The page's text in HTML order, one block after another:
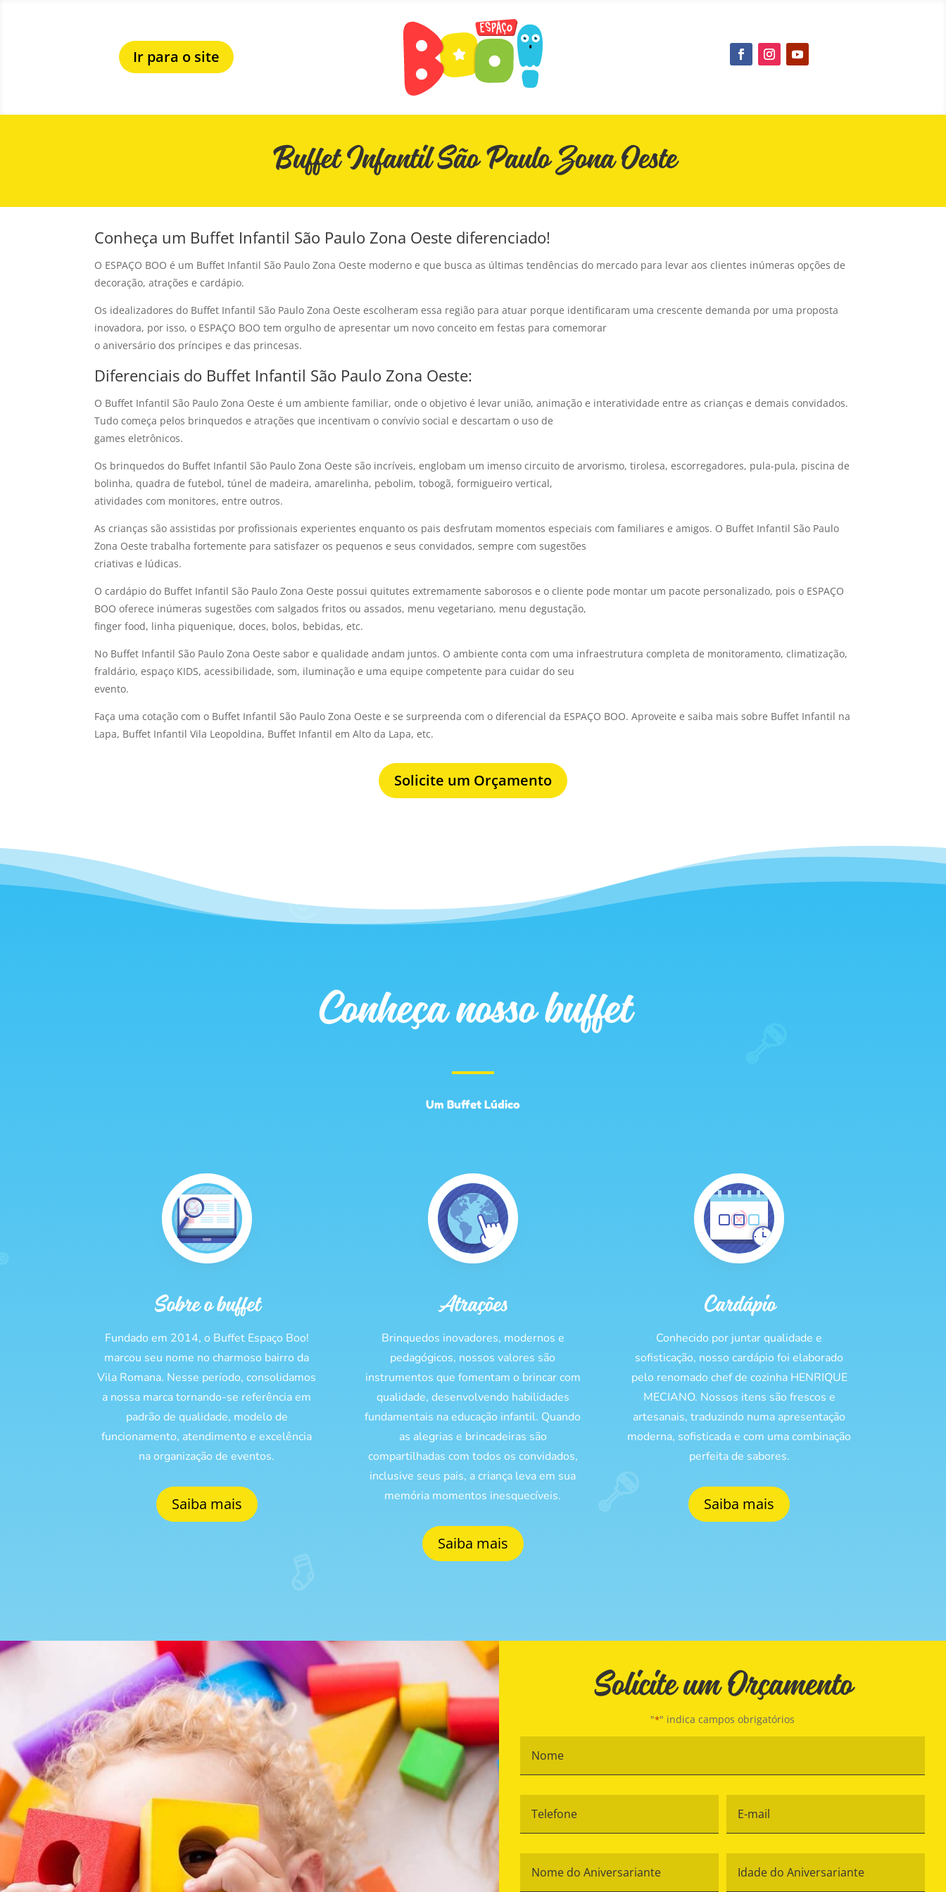
Ir para o site
Buffet Infantil São Paulo Zona Oeste
Conheça um Buffet Infantil São Paulo Zona Oeste diferenciado!
O ESPAÇO BOO é um Buffet Infantil São Paulo Zona Oeste moderno e que busca as últimas tendências do mercado para levar aos clientes inúmeras opções de
decoração, atrações e cardápio.
Os idealizadores do Buffet Infantil São Paulo Zona Oeste escolheram essa região para atuar porque identificaram uma crescente demanda por uma proposta
inovadora, por isso, o ESPAÇO BOO tem orgulho de apresentar um novo conceito em festas para comemorar
o aniversário dos príncipes e das princesas.
Diferenciais do Buffet Infantil São Paulo Zona Oeste:
O Buffet Infantil São Paulo Zona Oeste é um ambiente familiar, onde o objetivo é levar união, animação e interatividade entre as crianças e demais convidados.
Tudo começa pelos brinquedos e atrações que incentivam o convívio social e descartam o uso de
games eletrônicos.
Os brinquedos do Buffet Infantil São Paulo Zona Oeste são incríveis, englobam um imenso circuito de arvorismo, tirolesa, escorregadores, pula-pula, piscina de
bolinha, quadra de futebol, túnel de madeira, amarelinha, pebolim, tobogã, formigueiro vertical,
atividades com monitores, entre outros.
As crianças são assistidas por profissionais experientes enquanto os pais desfrutam momentos especiais com familiares e amigos. O Buffet Infantil São Paulo
Zona Oeste trabalha fortemente para satisfazer os pequenos e seus convidados, sempre com sugestões
criativas e lúdicas.
O cardápio do Buffet Infantil São Paulo Zona Oeste possui quitutes extremamente saborosos e o cliente pode montar um pacote personalizado, pois o ESPAÇO
BOO oferece inúmeras sugestões com salgados fritos ou assados, menu vegetariano, menu degustação,
finger food, linha piquenique, doces, bolos, bebidas, etc.
No Buffet Infantil São Paulo Zona Oeste sabor e qualidade andam juntos. O ambiente conta com uma infraestrutura completa de monitoramento, climatização,
fraldário, espaço KIDS, acessibilidade, som, iluminação e uma equipe competente para cuidar do seu
evento.
Faça uma cotação com o Buffet Infantil São Paulo Zona Oeste e se surpreenda com o diferencial da ESPAÇO BOO. Aproveite e saiba mais sobre Buffet Infantil na
Lapa, Buffet Infantil Vila Leopoldina, Buffet Infantil em Alto da Lapa, etc.
Solicite um Orçamento
Conheça nosso buffet
Um Buffet Lúdico
Sobre o buffet
Fundado em 2014, o Buffet Espaço Boo!
marcou seu nome no charmoso bairro da
Vila Romana. Nesse período, consolidamos
a nossa marca tornando-se referência em
padrão de qualidade, modelo de
funcionamento, atendimento e excelência
na organização de eventos.
Saiba mais
Atrações
Brinquedos inovadores, modernos e
pedagógicos, nossos valores são
instrumentos que fomentam o brincar com
qualidade, desenvolvendo habilidades
fundamentais na educação infantil. Quando
as alegrias e brincadeiras são
compartilhadas com todos os convidados,
inclusive seus pais, a criança leva em sua
memória momentos inesquecíveis.
Saiba mais
Cardápio
Conhecido por juntar qualidade e
sofisticação, nosso cardápio foi elaborado
pelo renomado chef de cozinha HENRIQUE
MECIANO. Nossos itens são frescos e
artesanais, traduzindo numa apresentação
moderna, sofisticada e com uma combinação
perfeita de sabores.
Saiba mais
Solicite um Orçamento
"*" indica campos obrigatórios
Nome
Telefone
E-
Nome
do
Idade
do